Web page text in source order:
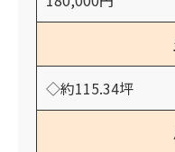
◇約115.34坪